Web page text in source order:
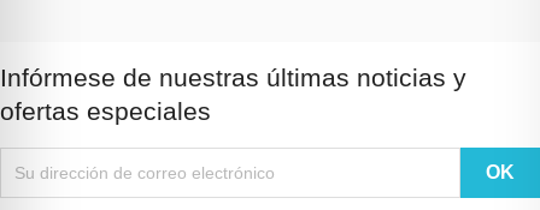
Infórmese de nuestras últimas noticias y
ofertas especiales